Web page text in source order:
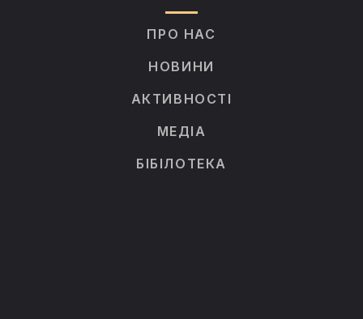
ПРО НАС
НОВИНИ
АКТИВНОСТІ
МЕДІА
БІБІЛОТЕКА